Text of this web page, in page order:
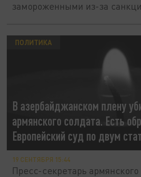
замороженными из-за
В азербайджанском плену
армянского солдата. Есть
Европейский суд по двум
ПОЛИТИКА
19 СЕНТЯБРЯ 15:44
Пресс-секретарь армянского